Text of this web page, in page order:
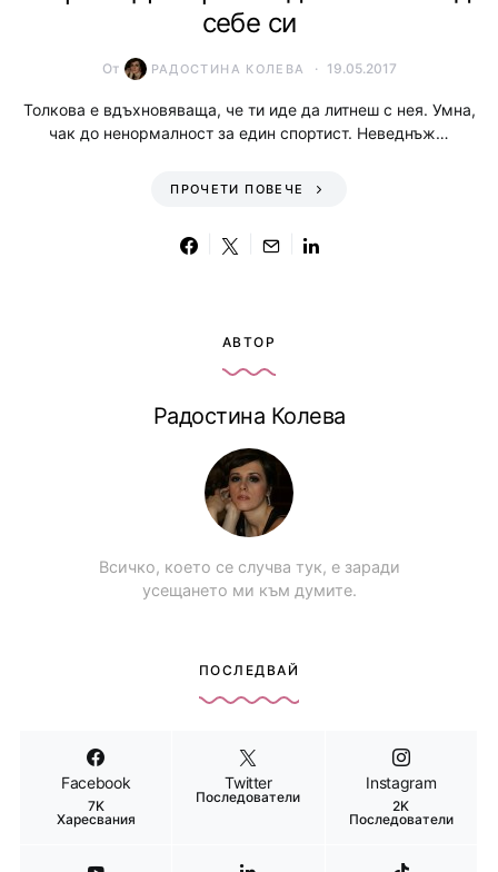
себе си
От РАДОСТИНА КОЛЕВА 19.05.2017
Толкова е вдъхновяваща, че ти иде да литнеш с нея. Умна,
чак до ненормалност за един спортист. Неведнъж…
ПРОЧЕТИ ПОВЕЧЕ
АВТОР
Радостина Колева
Всичко, което се случва тук, е заради
усещането ми към думите.
ПОСЛЕДВАЙ
Facebook
7K
Харесвания
Twitter
Последователи
Instagram
2K
Последователи